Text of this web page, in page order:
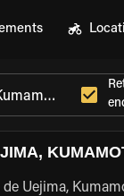
Uejima,